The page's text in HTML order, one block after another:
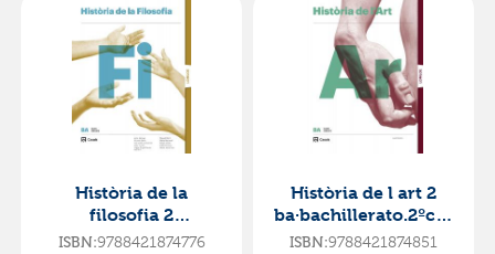
Història de la
filosofia 2
ba·bachillerato.2ºcur
ISBN:9788421874776
Història de l art 2
ba·bachillerato.2ºcur
so
ISBN:9788421874851